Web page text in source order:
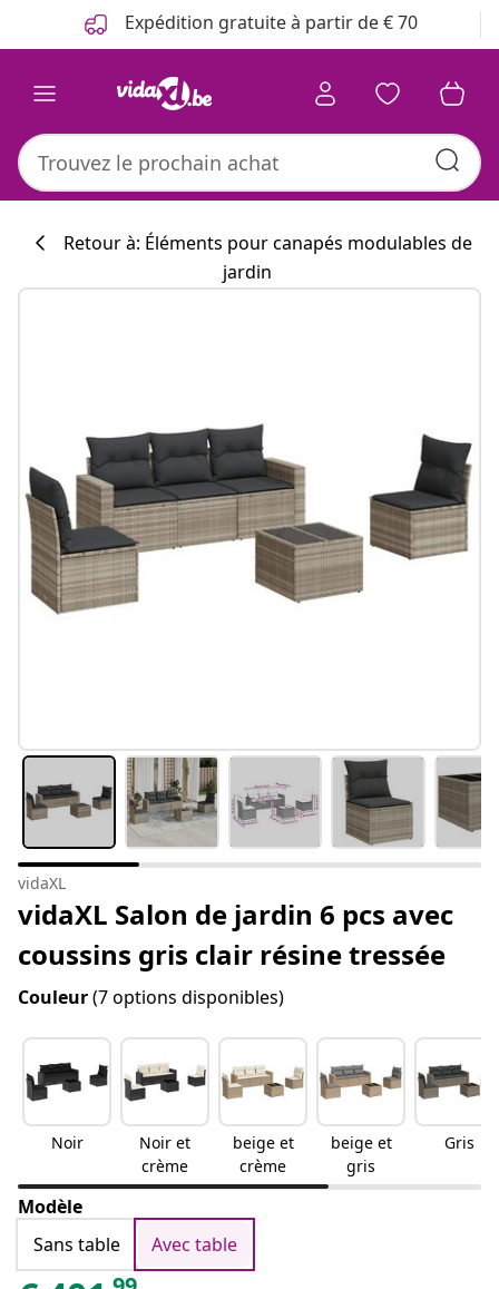
Expédition gratuite à partir de € 70
Retour à: Éléments pour canapés modulables de
jardin
vidaXL
vidaXL Salon de jardin 6 pcs avec
coussins gris clair résine tressée
Couleur(7 options disponibles)
Noir
Noir et
crème
beige et
crème
beige et
gris
Gris
Modèle
Sans table
Avec table